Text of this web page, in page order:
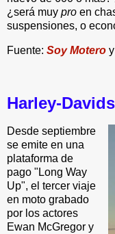
¿será muy pro en
suspensiones, o
Fuente: Soy Motero y
Harley-
Desde septiembre
se emite en una
plataforma de
pago "Long Way
Up", el tercer viaje
en moto grabado
por los actores
Ewan McGregor y